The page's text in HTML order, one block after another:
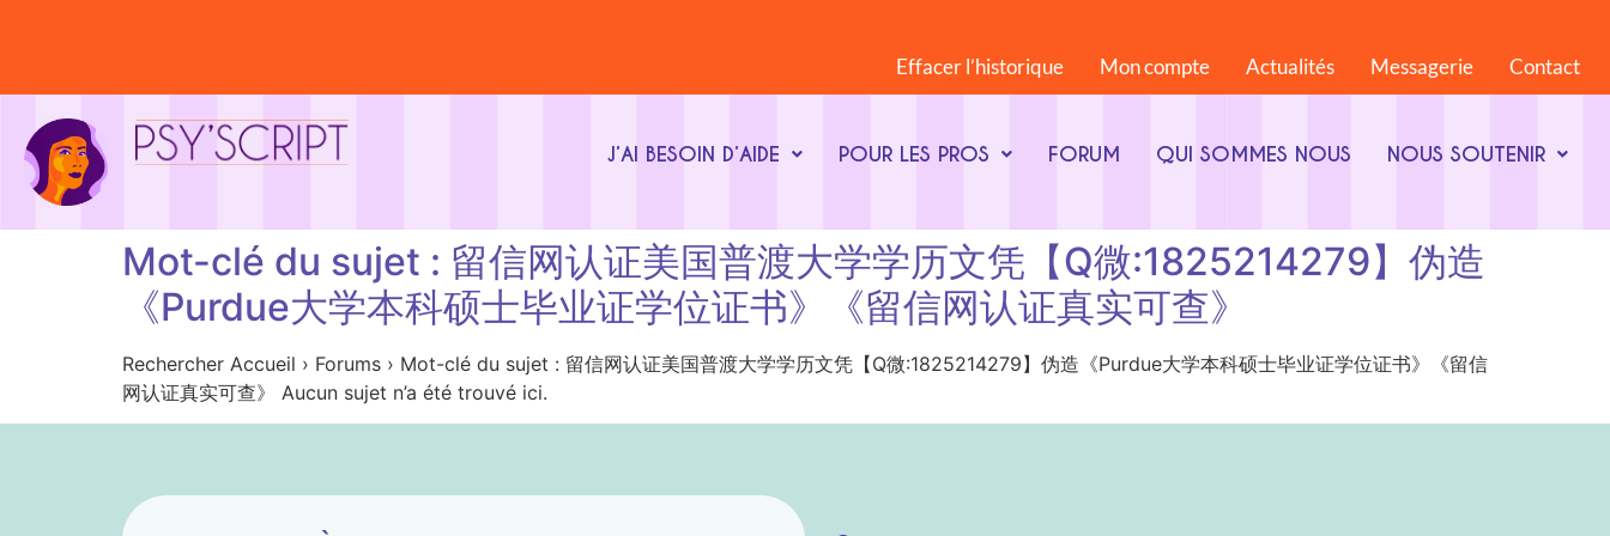
Effacer l’historique Mon compte Actualités Messagerie Contact
J’AI BESOIN D’AIDE POUR LES PROS FORUM QUI SOMMES NOUS NOUS SOUTENIR
Mot-clé du sujet : 留信网认证美国普渡大学学历文凭【Q微:1825214279】伪造
《Purdue大学本科硕士毕业证学位证书》《留信网认证真实可查》
Rechercher Accueil › Forums › Mot-clé du sujet : 留信网认证美国普渡大学学历文凭【Q微:1825214279】伪造《Purdue大学本科硕士毕业证学位证书》《留信
网认证真实可查》 Aucun sujet n’a été trouvé ici.